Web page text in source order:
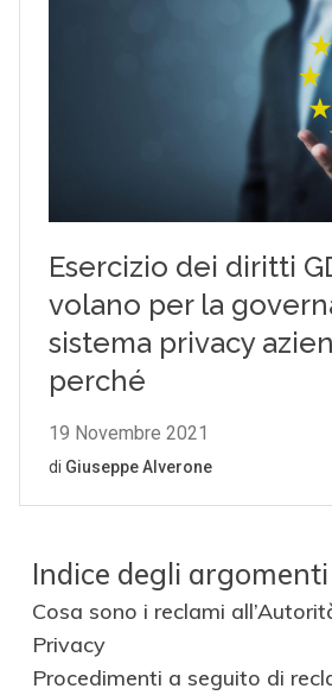
Indice degli argomenti
Cosa sono i reclami
Privacy
Procedimenti a seguito di